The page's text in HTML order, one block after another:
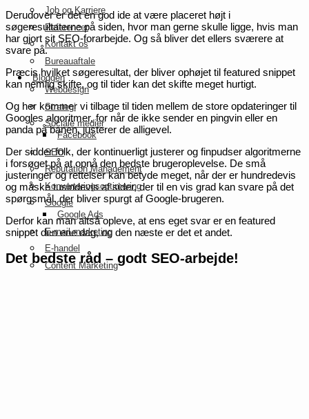
Job og Karriere
Referencer
Kontakt os
Bureauaftale
Bloggen
Webdesign
Strategi
Sociale medier
Facebook
SEO
Reputation Management
Konverteringsoptimering
Google
Google Ads
E-mail marketing
E-handel
Content Marketing
Derudover er det en god ide at være placeret højt i
søgeresultaterne på siden, hvor man gerne skulle ligge, hvis man
har gjort sit SEO-forarbejde. Og så bliver det ellers sværere at
svare på.
Præcis hvilket søgeresultat, der bliver ophøjet til featured snippet
kan nemlig skifte, og til tider kan det skifte meget hurtigt.
Og her kommer vi tilbage til tiden mellem de store opdateringer til
Googles algoritmer, for når de ikke sender en pingvin eller en
panda på banen, justerer de alligevel.
Der sidder folk, der kontinuerligt justerer og finpudser algoritmerne
i forsøget på at opnå den bedste brugeroplevelse. De små
justeringer og rettelser kan betyde meget, når der er hundredevis
og måske tusindevis af sider, der til en vis grad kan svare på det
spørgsmål, der bliver spurgt af Google-brugeren.
Derfor kan man altså opleve, at ens eget svar er en featured
snippet den ene dag, og den næste er det et andet.
Det bedste råd – godt SEO-arbejde!